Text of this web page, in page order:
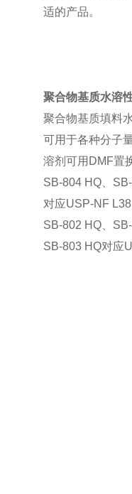
适的产品。
聚合物基质水溶
聚合物基质填料
可用于各种分子
溶剂可用DMF置
SB-804 HQ、
对应USP-NF
SB-802 HQ、
SB-803 HQ对应